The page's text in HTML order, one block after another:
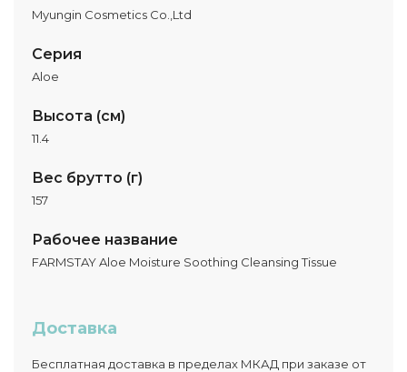
Myungin Cosmetics Co.,Ltd
Серия
Aloe
Высота (см)
11.4
Вес брутто (г)
157
Рабочее название
FARMSTAY Aloe Moisture Soothing Cleansing Tissue
Доставка
Бесплатная доставка в пределах МКАД при заказе от